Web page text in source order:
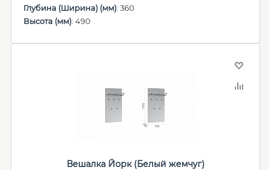
Глубина (Ширина) (мм): 360
Высота (мм): 490
Вешалка Йорк (Белый жемчуг)